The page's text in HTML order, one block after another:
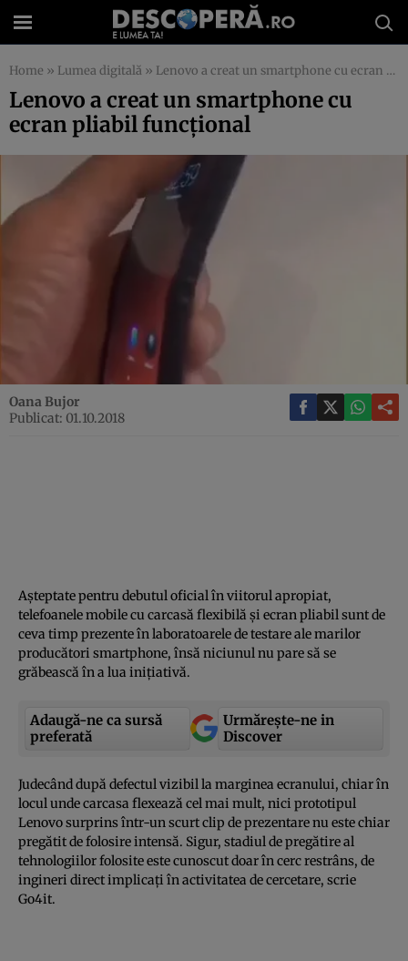
Home » Lumea digitală » Lenovo a creat un smartphone cu ecran pliabil funcţional
Lenovo a creat un smartphone cu
ecran pliabil funcţional
Oana Bujor
Publicat: 01.10.2018
Aşteptate pentru debutul oficial în viitorul apropiat,
telefoanele mobile cu carcasă flexibilă şi ecran pliabil sunt de
ceva timp prezente în laboratoarele de testare ale marilor
producători smartphone, însă niciunul nu pare să se
grăbească în a lua iniţiativă.
Adaugă-ne ca sursă
preferată
Urmărește-ne in
Discover
Judecând după defectul vizibil la marginea ecranului, chiar în
locul unde carcasa flexează cel mai mult, nici prototipul
Lenovo surprins într-un scurt clip de prezentare nu este chiar
pregătit de folosire intensă. Sigur, stadiul de pregătire al
tehnologiilor folosite este cunoscut doar în cerc restrâns, de
ingineri direct implicaţi în activitatea de cercetare, scrie
Go4it.